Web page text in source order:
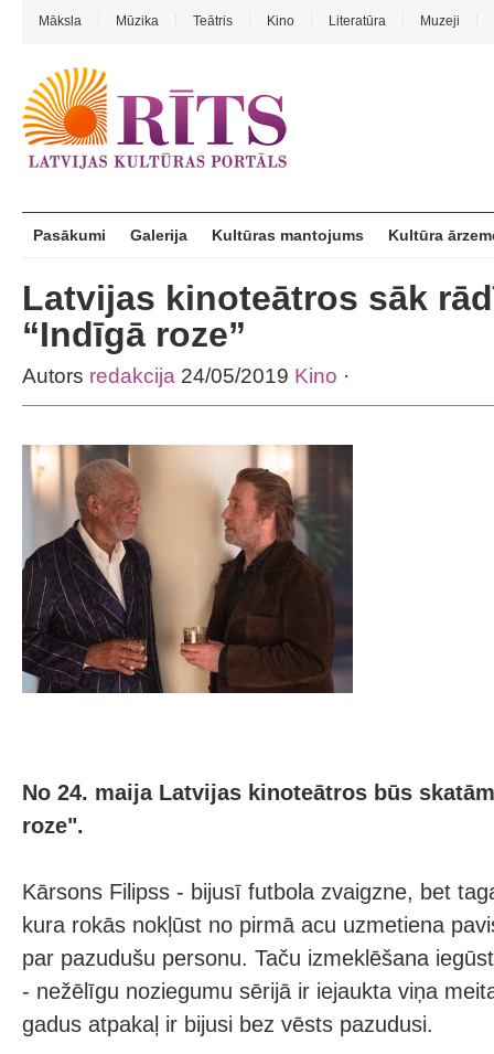
Māksla Mūzika Teātris Kino Literatūra Muzeji
Pasākumi Galerija Kultūras mantojums Kultūra
Latvijas kinoteātros sāk
“Indīgā roze”
Autors redakcija 24/05/2019 Kino ·
No 24. maija Latvijas kinoteātros būs
roze".
Kārsons Filipss - bijusī futbola zvaigzne, bet
kura rokās nokļūst no pirmā acu uzmetiena
par pazudušu personu. Taču izmeklēšana
- nežēlīgu noziegumu sērijā ir iejaukta viņa
gadus atpakaļ ir bijusi bez vēsts pazudusi.